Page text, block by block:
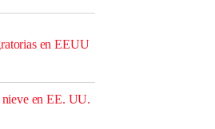
en EEUU
nieve en EE. UU.